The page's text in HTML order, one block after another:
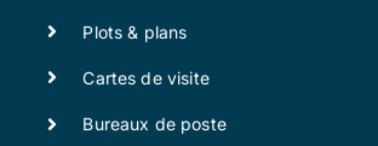
Plots & plans
Cartes de visite
Bureaux de poste